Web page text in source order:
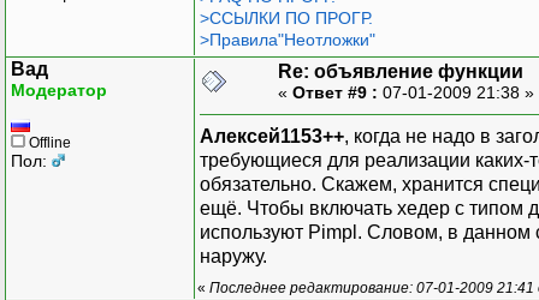
>ССЫЛКИ ПО ПРОГР.
>Правила"Неотложки"
Вад
Модератор
Offline
Пол:
Re: объявление функции
« Ответ #9 : 07-01-2009 21:38 »
Алексей1153++, когда не надо в
требующиеся для реализации каких-
обязательно. Скажем, хранится
ещё. Чтобы включать хедер с типом
используют Pimpl. Словом, в данном
наружу.
« Последнее редактирование: 07-01-2009